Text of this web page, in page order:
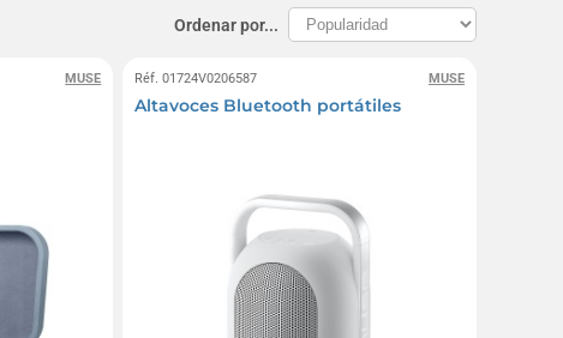
Ordenar por...
MUSE MUSE
Réf. 01724V0206587
Altavoces Bluetooth portátiles